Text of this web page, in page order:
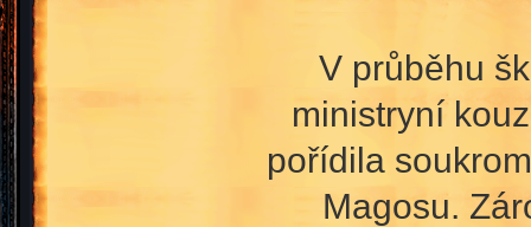
V průběhu
ministryní
pořídila
Magosu.